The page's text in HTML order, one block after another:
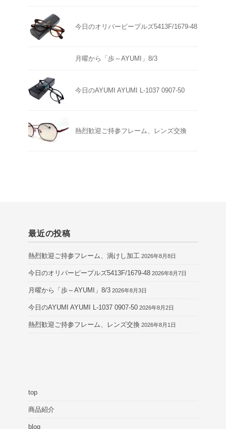
今日のオリバーピープルズ5413F/1679-48
月曜から「歩～AYUMI」8/3
今日のAYUMI AYUMI L-1037 0907-50
熱烈歓迎ご持参フレーム、レンズ交換
最近の投稿
熱烈歓迎ご持参フレーム、渦けし加工 2026年8月8日
今日のオリバーピープルズ5413F/1679-48 2026年8月7日
月曜から「歩～AYUMI」8/3 2026年8月3日
今日のAYUMI AYUMI L-1037 0907-50 2026年8月2日
熱烈歓迎ご持参フレーム、レンズ交換 2026年8月1日
top
商品紹介
blog